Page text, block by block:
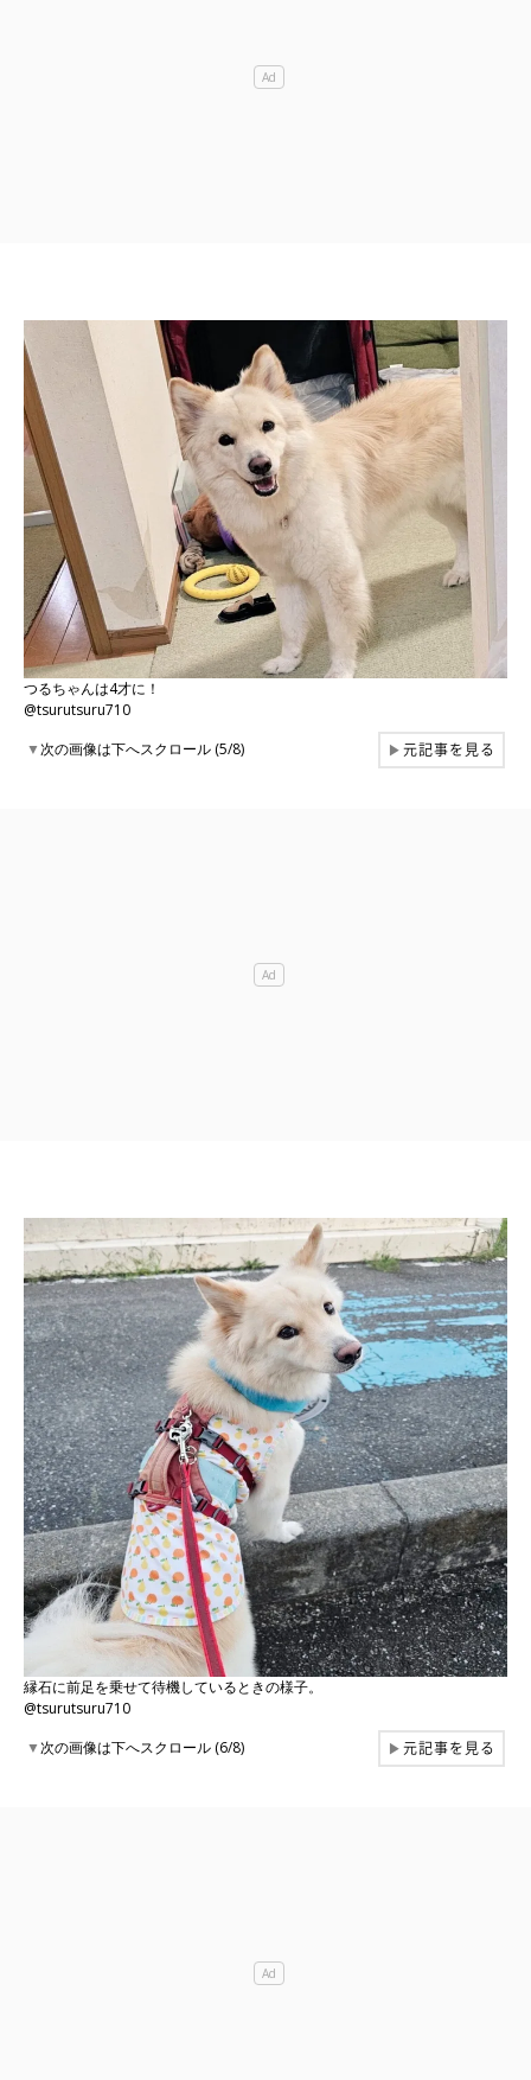
つるちゃんは4才に！
@tsurutsuru710
▼次の画像は下へスクロール (5/8) ▶元記事を見る
縁石に前足を乗せて待機しているときの様子。
@tsurutsuru710
▼次の画像は下へスクロール (6/8) ▶元記事を見る